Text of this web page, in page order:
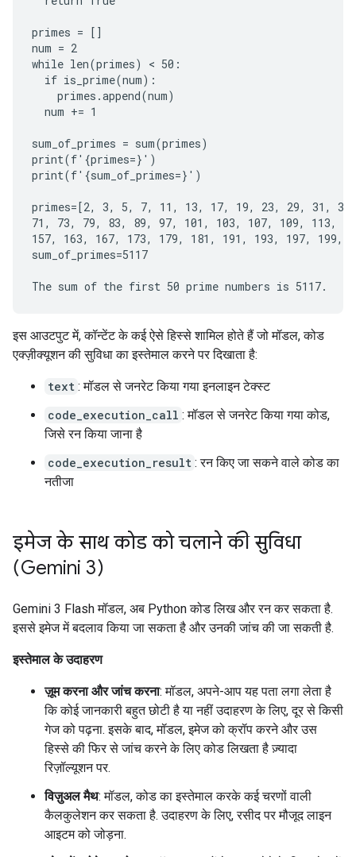
primes = []
num = 2
while len(primes) < 50:
  if is_prime(num):
    primes.append(num)
  num += 1
sum_of_primes = sum(primes)
print(f'{primes=}')
print(f'{sum_of_primes=}')
primes=[2, 3, 5, 7, 11, 13, 17, 19, 23, 29, 31,
71, 73, 79, 83, 89, 97, 101, 103, 107, 109, 113,
157, 163, 167, 173, 179, 181, 191, 193, 197, 199,
sum_of_primes=5117
इस आउटपुट में, कॉन्टेंट के कई ऐसे हिस्से शामिल होते हैं जो मॉडल, कोड
एक्ज़ीक्यूशन की सुविधा का इस्तेमाल करने पर दिखाता है:
text : मॉडल से जनरेट किया गया इनलाइन टेक्स्ट
code_execution_call : मॉडल से जनरेट किया गया कोड,
जिसे रन किया जाना है
code_execution_result : रन किए जा सकने वाले कोड का
नतीजा
इमेज के साथ कोड को चलाने की सुविधा
(Gemini 3)
Gemini 3 Flash मॉडल, अब Python कोड लिख और रन कर सकता है.
इससे इमेज में बदलाव किया जा सकता है और उनकी जांच की जा सकती है.
इस्तेमाल के उदाहरण
ज़ूम करना और जांच करना: मॉडल, अपने-आप यह पता लगा लेता है
कि कोई जानकारी बहुत छोटी है या नहीं उदाहरण के लिए, दूर से किसी
गेज को पढ़ना. इसके बाद, मॉडल, इमेज को क्रॉप करने और उस
हिस्से की फिर से जांच करने के लिए कोड लिखता है ज़्यादा
रिज़ॉल्यूशन पर.
विज़ुअल मैथ: मॉडल, कोड का इस्तेमाल करके कई चरणों वाली
कैलकुलेशन कर सकता है. उदाहरण के लिए, रसीद पर मौजूद लाइन
आइटम को जोड़ना.